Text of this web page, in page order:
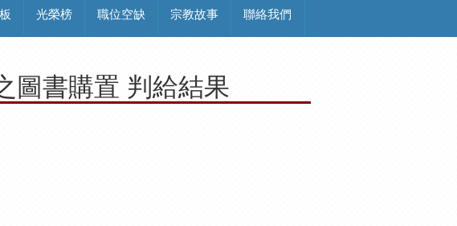
光榮榜 職位空缺 宗教故事 聯絡我們
圖書購置 判給結果